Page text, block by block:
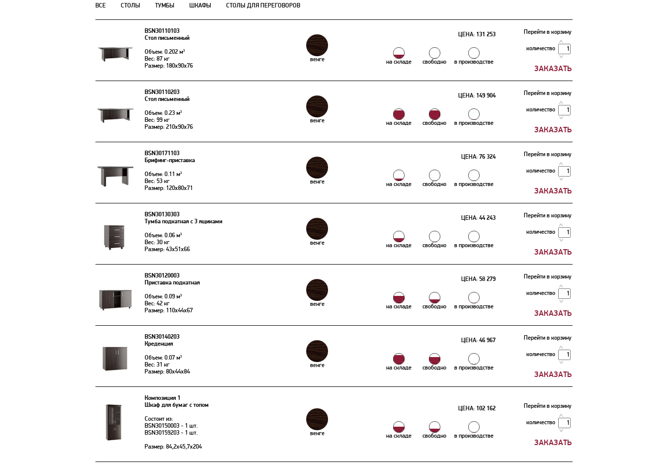
ВСЕ СТОЛЫ ТУМБЫ ШКАФЫ СТОЛЫ ДЛЯ ПЕРЕГОВОРОВ
BSN30110103
Стол письменный
Объем: 0.202 м³
Вес: 87 кг
Размер: 180x90x76
венге
ЦЕНА: 131 253
на складе свободно в производстве
Перейти в корзину
количество
BSN30110203
Стол письменный
Объем: 0.23 м³
Вес: 99 кг
Размер: 210x90x76
венге
ЦЕНА: 149 904
на складе свободно в производстве
Перейти в корзину
количество
BSN30171103
Брифинг-приставка
Объем: 0.11 м³
Вес: 53 кг
Размер: 120x80x71
венге
ЦЕНА: 76 324
на складе свободно в производстве
Перейти в корзину
количество
BSN30130303
Тумба подкатная с 3 ящиками
Объем: 0.06 м³
Вес: 30 кг
Размер: 43x51x66
венге
ЦЕНА: 44 243
на складе свободно в производстве
Перейти в корзину
количество
BSN30120003
Приставка подкатная
Объем: 0.09 м³
Вес: 42 кг
Размер: 110x44x67
венге
ЦЕНА: 58 279
на складе свободно в производстве
Перейти в корзину
количество
BSN30140203
Креденция
Объем: 0.07 м³
Вес: 31 кг
Размер: 80x44x84
венге
ЦЕНА: 46 967
на складе свободно в производстве
Перейти в корзину
количество
Композиция 1
Шкаф для бумаг с топом
Состоит из:
BSN30150003 - 1 шт.
BSN30159203 - 1 шт.
Размер: 84,2х45,7х204
венге
ЦЕНА: 102 162
на складе свободно в производстве
Перейти в корзину
количество